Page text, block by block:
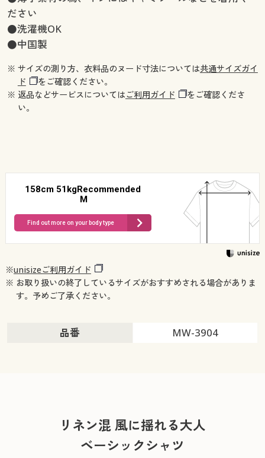
ださい
●洗濯機OK
●中国製
※ サイズの測り方、衣料品のヌード寸法については共通サイズガイ
ド
をご確認ください。
※ 返品などサービスについてはご利用ガイド
をご確認くださ
い。
158cm 51kgRecommended
M
Find out more on your body type
※unisizeご利用ガイド
※ お取り扱いの終了しているサイズがおすすめされる場合がありま
す。予めご了承ください。
品番 MW-3904
リネン混 風に揺れる大人
ベーシックシャツ